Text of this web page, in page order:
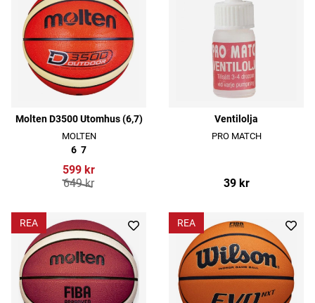
Molten D3500 Utomhus (6,7)
MOLTEN
6 7
599 kr
649 kr
Ventilolja
PRO MATCH
39 kr
REA REA